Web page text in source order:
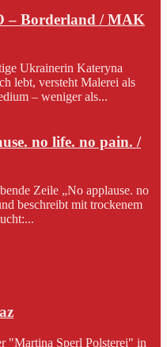
– Borderland / MAK
Ukrainerin Kateryna
lebt, versteht Malerei als
– weniger als...
no life. no pain. /
Zeile „No applause. no
beschreibt mit trockenem
"Martina Sperl Polsterei" in